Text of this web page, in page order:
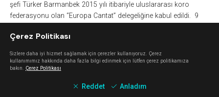
şefi Türker Barmanbek 2015 yılı itibariyle uluslararası koro
federasyonu olan “Europa Cantat” delegeliğine kabul edildi. 9
Çerez Politikası
Sizlere daha iyi hizmet sağlamak için çerezler kullanıyoruz. Çerez
kullanımımız hakkında daha fazla bilgi edinmek için lütfen çerez politikamıza
bakın. Çerez Politikası
Reddet Anladım